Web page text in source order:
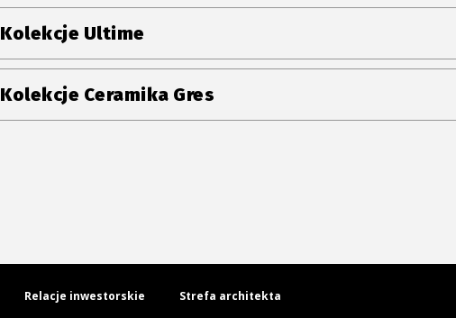
Kolekcje Ultime
Kolekcje Ceramika Gres
Relacje inwestorskie
Strefa architekta